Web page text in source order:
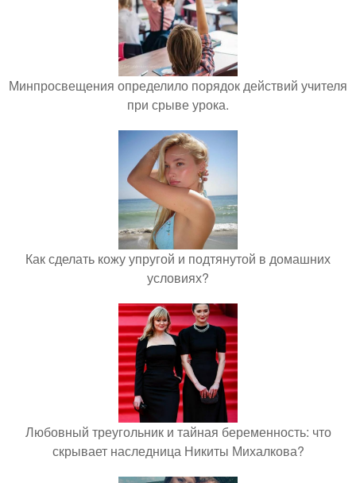
Минпросвещения определило порядок действий учителя
при срыве урока.
Как сделать кожу упругой и подтянутой в домашних
условиях?
Любовный треугольник и тайная беременность: что
скрывает наследница Никиты Михалкова?